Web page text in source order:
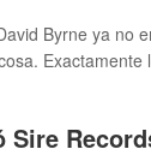
Byrne ya no
Exactamente
Sire